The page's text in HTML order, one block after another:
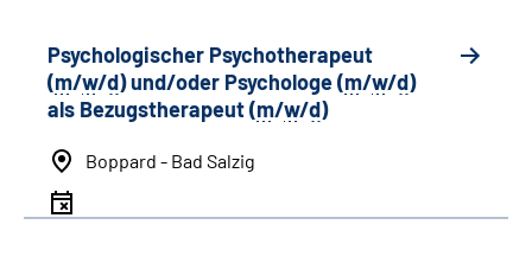
Psychologischer Psychotherapeut
(m/w/d) und/oder Psychologe (m/w/d)
als Bezugstherapeut (m/w/d)
Boppard - Bad Salzig